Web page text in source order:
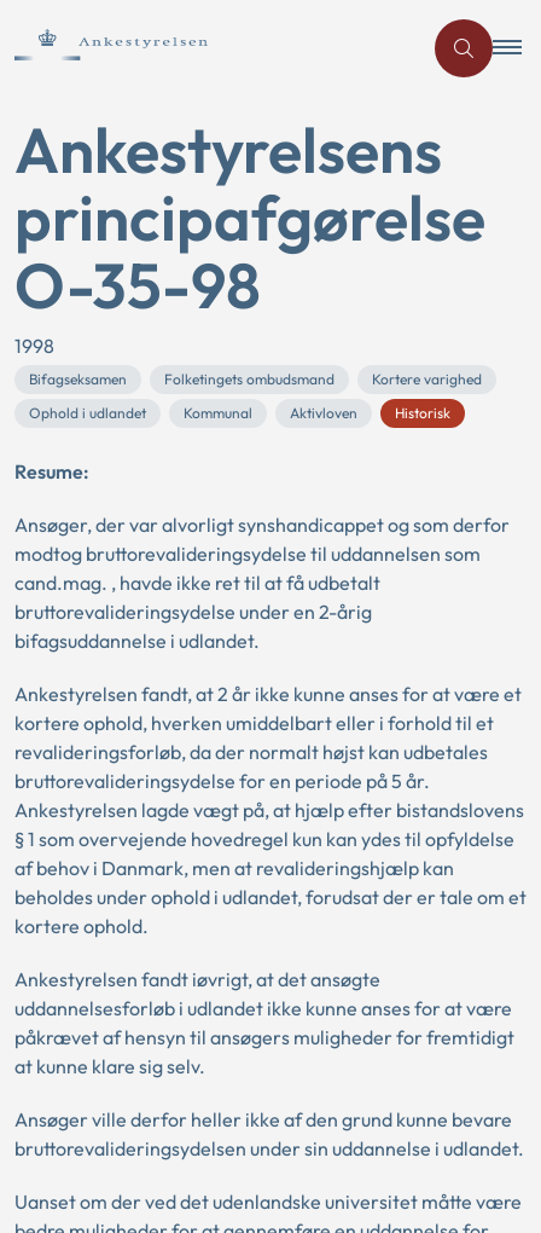
Ankestyrelsens
principafgørelse
O-35-98
1998
Bifagseksamen Folketingets ombudsmand
Kortere varighed
Ophold i udlandet
Kommunal Aktivloven Historisk
Resume:
Ansøger, der var alvorligt synshandicappet og som derfor
modtog bruttorevalideringsydelse til uddannelsen som
cand.mag. , havde ikke ret til at få udbetalt
bruttorevalideringsydelse under en 2-årig
bifagsuddannelse i udlandet.
Ankestyrelsen fandt, at 2 år ikke kunne anses for at være et
kortere ophold, hverken umiddelbart eller i forhold til et
revalideringsforløb, da der normalt højst kan udbetales
bruttorevalideringsydelse for en periode på 5 år.
Ankestyrelsen lagde vægt på, at hjælp efter bistandslovens
§ 1 som overvejende hovedregel kun kan ydes til opfyldelse
af behov i Danmark, men at revalideringshjælp kan
beholdes under ophold i udlandet, forudsat der er tale om et
kortere ophold.
Ankestyrelsen fandt iøvrigt, at det ansøgte
uddannelsesforløb i udlandet ikke kunne anses for at være
påkrævet af hensyn til ansøgers muligheder for fremtidigt
at kunne klare sig selv.
Ansøger ville derfor heller ikke af den grund kunne bevare
bruttorevalideringsydelsen under sin uddannelse i udlandet.
Uanset om der ved det udenlandske universitet måtte være